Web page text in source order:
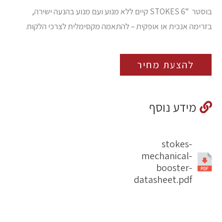
בוסטר “6 STOKES קיים ללא מנוע ועם מנוע בהנעה ישירה,
בזרימה אנכית או אופקית – להתאמה מקסימלית לצרכי הלקוח.
להצעת מחיר
מידע נוסף
stokes-
mechanical-
booster-
datasheet.pdf